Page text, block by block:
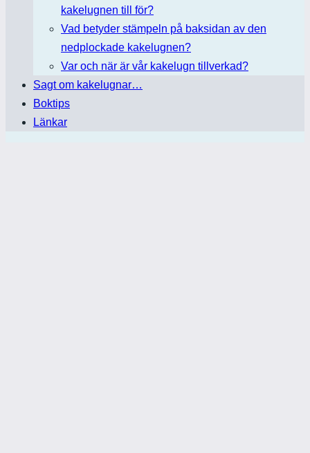
kakelugnen till för?
Vad betyder stämpeln på baksidan av den
nedplockade kakelugnen?
Var och när är vår kakelugn tillverkad?
Sagt om kakelugnar…
Boktips
Länkar